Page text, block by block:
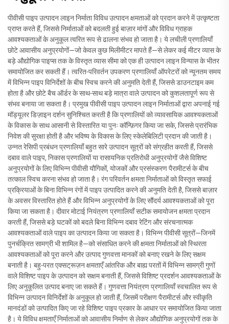
पीवीसी पाइप उत्पादन लाइन निर्माता विविध उत्पादन क्षमताओं को प्रदान करने में उत्कृष्टता
प्राप्त करते हैं, जिससे निर्माताओं को बदलती हुई बाज़ार मांगों और विविध ग्राहक
आवश्यकताओं के अनुकूल त्वरित रूप से ढालना संभव हो जाता है। ये लचीली प्रणालियाँ
छोटे आवासीय अनुप्रयोगों—जो केवल कुछ मिलीमीटर मापते हैं—से लेकर कई मीटर व्यास के
बड़े औद्योगिक पाइप्स तक के विस्तृत व्यास सीमा को एक ही उत्पादन लाइन विन्यास के भीतर
समायोजित कर सकती हैं। त्वरित-परिवर्तन उपकरण प्रणालियाँ ऑपरेटरों को न्यूनतम समय
में विभिन्न पाइप विनिर्देशों के बीच स्विच करने की अनुमति देती हैं, जिससे डाउनटाइम कम
होता है और छोटे बैच ऑर्डर के साथ-साथ बड़े मात्रा वाले उत्पादन को कुशलतापूर्ण रूप से
संभव बनाया जा सकता है। प्रमुख पीवीसी पाइप उत्पादन लाइन निर्माताओं द्वारा अपनाई गई
मॉड्यूलर डिज़ाइन दर्शन सुनिश्चित करती है कि प्रणालियों को व्यावसायिक आवश्यकताओं
के विकास के साथ आसानी से विस्तारित या पुनः कॉन्फ़िगर किया जा सके, जिससे प्रारंभिक
निवेश की सुरक्षा होती है और भविष्य के विकास के लिए स्केलेबिलिटी प्रदान की जाती है।
उन्नत रेसिपी प्रबंधन प्रणालियाँ बहुत सारे उत्पादन सूत्रों को संग्रहीत करती हैं, जिससे
दबाव वाले पाइप, निकास प्रणालियों या रासायनिक प्रतिरोधी अनुप्रयोगों जैसे विशिष्ट
अनुप्रयोगों के लिए विभिन्न पीवीसी यौगिकों, योजकों और प्रसंस्करण पैरामीटर्स के बीच
तत्काल स्विच करना संभव हो जाता है। रंग परिवर्तन क्षमता निर्माताओं को विस्तृत सफाई
प्रक्रियाओं के बिना विभिन्न रंगों में पाइप उत्पादित करने की अनुमति देती है, जिससे बाज़ार
के अवसर विस्तारित होते हैं और विभिन्न अनुप्रयोगों के लिए सौंदर्य आवश्यकताओं को पूरा
किया जा सकता है। दीवार मोटाई नियंत्रण प्रणालियाँ सटीक समायोजन क्षमता प्रदान
करती हैं, जिससे बड़े घटकों को बदले बिना विभिन्न दबाव रेटिंग और संरचनात्मक
आवश्यकताओं वाले पाइप का उत्पादन किया जा सकता है। विभिन्न पीवीसी सूत्रों—जिनमें
पुनर्चक्रित सामग्री भी शामिल है—को संसाधित करने की क्षमता निर्माताओं को स्थिरता
आवश्यकताओं को पूरा करने और उत्पाद गुणवत्ता मानकों को बनाए रखने के लिए सक्षम
बनाती है। बहु-परत एक्सट्रूज़न क्षमताएँ आंतरिक और बाह्य परतों में विभिन्न सामग्री गुणों
वाले विशिष्ट पाइप के उत्पादन को सक्षम बनाती हैं, जिससे विशिष्ट प्रदर्शन आवश्यकताओं के
लिए अनुकूलित उत्पाद बनाए जा सकते हैं। गुणवत्ता नियंत्रण प्रणालियाँ स्वचालित रूप से
विभिन्न उत्पादन विनिर्देशों के अनुकूल हो जाती हैं, जिसमें परीक्षण पैरामीटर्स और स्वीकृति
मानदंडों को उत्पादित किए जा रहे विशिष्ट पाइप प्रकार के आधार पर समायोजित किया जाता
है। ये विविध क्षमताएँ निर्माताओं को आवासीय निर्माण से लेकर औद्योगिक अनुप्रयोगों तक के